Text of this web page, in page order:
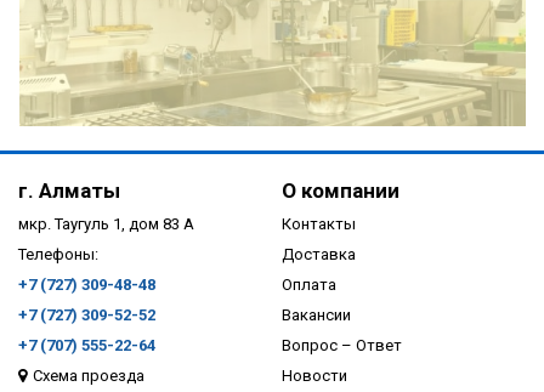
ПОДРОБНЕЕ
г. Алматы
мкр. Таугуль 1, дом 83 А
Телефоны:
+7 (727) 309-48-48
+7 (727) 309-52-52
+7 (707) 555-22-64
Схема проезда
О компании
Контакты
Доставка
Оплата
Вакансии
Вопрос – Ответ
Новости